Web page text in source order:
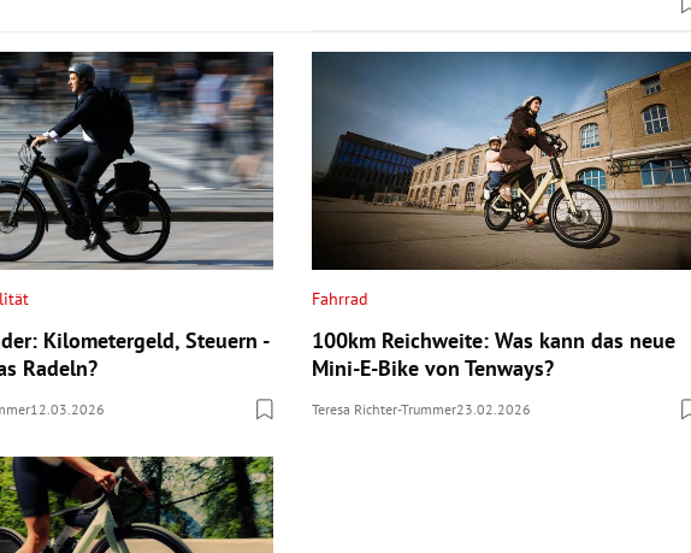
Kilometergeld, Steuern -
Radeln?
12.03.2026
Fahrrad
100km Reichweite: Was kann das neue
Mini-E-Bike von Tenways?
Teresa Richter-Trummer23.02.2026